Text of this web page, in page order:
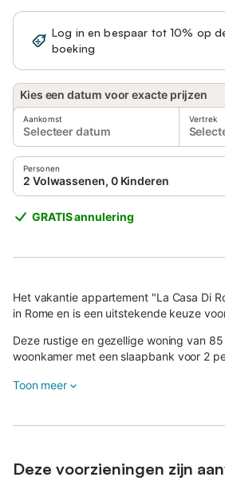
Log in en bespaar tot 10% op
boeking
Kies een datum voor exacte prijzen
Aankomst
Selecteer datum
Vertrek
Personen
2 Volwassenen, 0 Kinderen
GRATIS annulering
Het vakantie appartement "La Casa Di
in Rome en is een uitstekende keuze
Deze rustige en gezellige woning van
woonkamer met een slaapbank voor 2
andere met een bad), en is geschikt voor
uitzicht op de binnenplaats.
Toon meer
Deze voorzieningen zijn